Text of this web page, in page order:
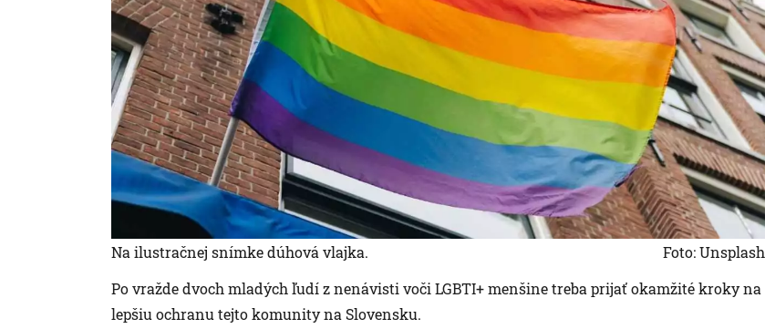
Na ilustračnej snímke dúhová vlajka.
Foto: Unsplash
Po vražde dvoch mladých ľudí z nenávisti voči LGBTI+ menšine treba prijať okamžité kroky na
lepšiu ochranu tejto komunity na Slovensku.